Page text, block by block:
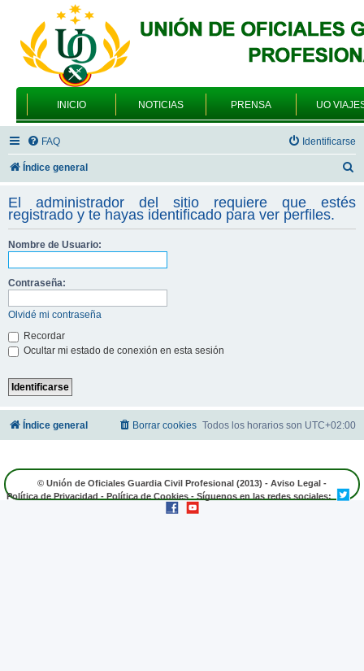
INICIO NOTICIAS PRENSA UO
FAQ Identificarse
Índice general
s
c
El administrador del sitio requiere que estés
registrado y te hayas identificado para ver perfiles.
Nombre de Usuario:
Contraseña:
Olvidé mi contraseña
Recordar
Ocultar mi estado de conexión en esta sesión
Índice general Todos los horarios son UTC+02:00
Borrar cookies
© Unión de Oficiales Guardia Civil Profesional (2013) - Aviso Legal -
Política de Privacidad - Política de Cookies - Síguenos en las redes sociales: